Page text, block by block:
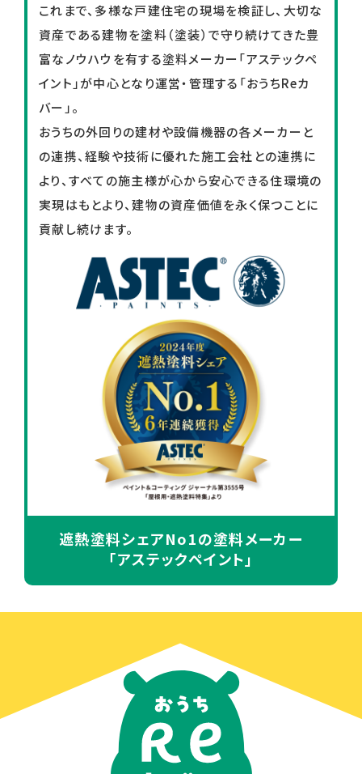
これまで、多様な戸建住宅の現場を検証し、大切な
資産である建物を塗料（塗装）で守り続けてきた豊
富なノウハウを有する塗料メーカー「アステックペ
イント」が中心となり運営・管理する「おうちReカ
バー」。
おうちの外回りの建材や設備機器の各メーカーと
の連携、経験や技術に優れた施工会社との連携に
より、すべての施主様が心から安心できる住環境の
実現はもとより、建物の資産価値を永く保つことに
貢献し続けます。
遮熱塗料シェアNo1の塗料メーカー
「アステックペイント」